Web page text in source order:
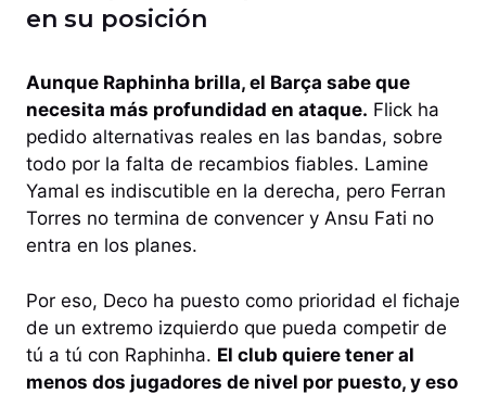
en su posición
Aunque Raphinha brilla, el Barça sabe que
necesita más profundidad en ataque. Flick ha
pedido alternativas reales en las bandas, sobre
todo por la falta de recambios fiables. Lamine
Yamal es indiscutible en la derecha, pero Ferran
Torres no termina de convencer y Ansu Fati no
entra en los planes.
Por eso, Deco ha puesto como prioridad el fichaje
de un extremo izquierdo que pueda competir de
tú a tú con Raphinha. El club quiere tener al
menos dos jugadores de nivel por puesto, y eso